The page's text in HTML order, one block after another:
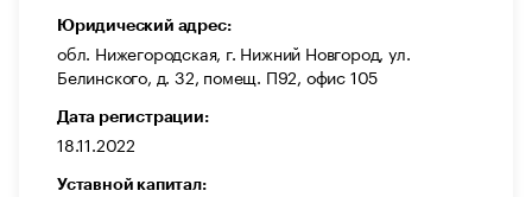
Юридический адрес:
обл. Нижегородская, г. Нижний Новгород, ул.
Белинского, д. 32, помещ. П92, офис 105
Дата регистрации:
18.11.2022
Уставной капитал: